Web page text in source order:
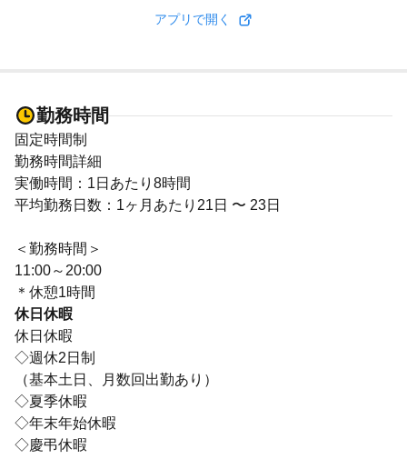
アプリで開く
勤務時間
固定時間制
勤務時間詳細
実働時間：1日あたり8時間
平均勤務日数：1ヶ月あたり21日 〜 23日
＜勤務時間＞
11:00～20:00
＊休憩1時間
休日休暇
休日休暇
◇週休2日制
（基本土日、月数回出勤あり）
◇夏季休暇
◇年末年始休暇
◇慶弔休暇